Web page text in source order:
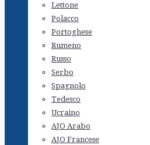
Lettone
Polacco
Portoghese
Rumeno
Russo
Serbo
Spagnolo
Tedesco
Ucraino
AJO Arabo
AJO Francese